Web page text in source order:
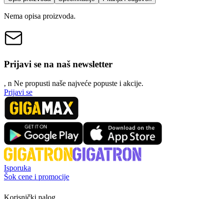
Nema opisa proizvoda.
Prijavi se na naš newsletter
, n Ne propusti naše najveće popuste i akcije.
Prijavi se
Isporuka
Šok cene i promocije
Korisnički nalog